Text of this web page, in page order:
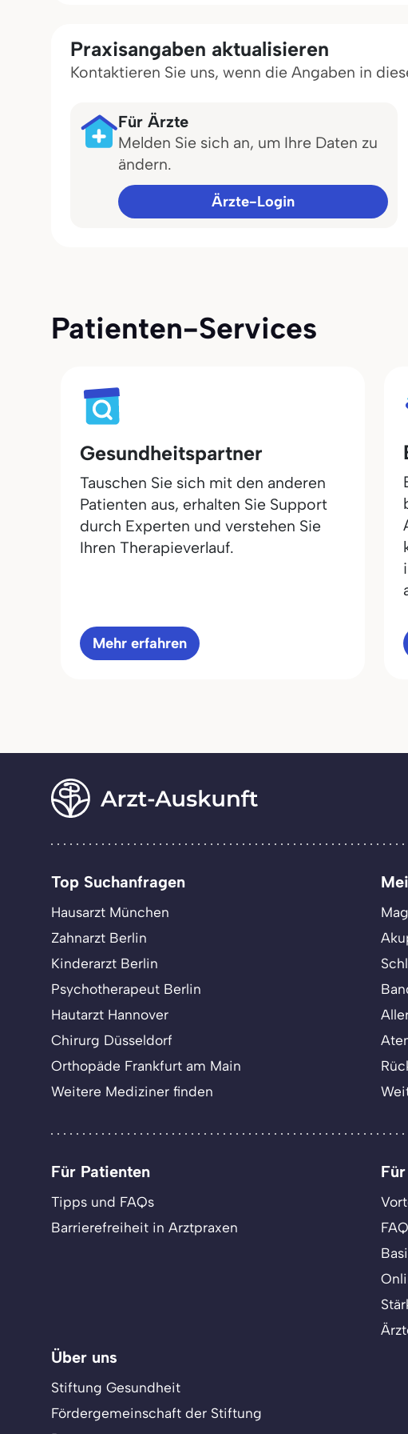
Praxisangaben aktualisieren
Kontaktieren Sie uns, wenn die Angaben in
Für Ärzte
Melden Sie sich an, um Ihre Daten zu
ändern.
Ärzte-Login
Patienten-Services
Gesundheitspartner
Tauschen Sie sich mit den anderen
Patienten aus, erhalten Sie Support
durch Experten und verstehen Sie
Ihren Therapieverlauf.
Mehr erfahren
Top Suchanfragen
Hausarzt München
Zahnarzt Berlin
Kinderarzt Berlin
Psychotherapeut Berlin
Hautarzt Hannover
Chirurg Düsseldorf
Orthopäde Frankfurt am Main
Weitere Mediziner finden
Für Patienten
Tipps und FAQs
Barrierefreiheit in Arztpraxen
Über uns
Stiftung Gesundheit
Fördergemeinschaft der Stiftung